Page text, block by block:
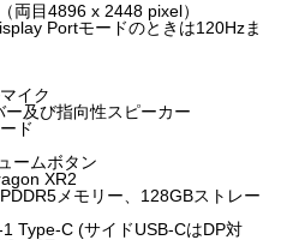
両目4896 x 2448 pixel）
Portモードのときは120Hzま
イク
ー及び指向性スピーカー
ド
ームボタン
XR2
メモリー、128GBストレー
Type-C (サイドUSB-CはDP対